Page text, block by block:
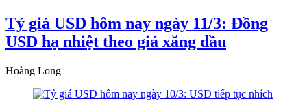
Tỷ giá USD hôm nay ngày 11/3: Đồng
USD hạ nhiệt theo giá xăng dầu
Hoàng Long